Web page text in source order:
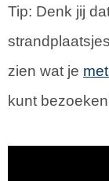
Tip: Denk jij
zien wat je
kunt